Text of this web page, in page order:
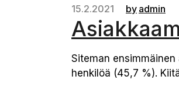
15.2.2021 by admin
Siteman
henkilöä (45,7 %).